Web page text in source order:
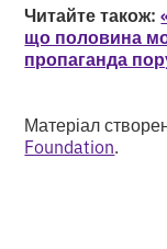
Читайте також:
що половина
пропаганда
Матеріал
Foundation.